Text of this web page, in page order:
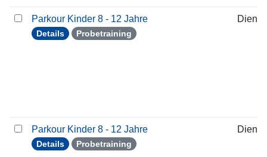
Parkour Kinder 8 - 12 Jahre
Details Probetraining
Parkour Kinder 8 - 12 Jahre
Details Probetraining